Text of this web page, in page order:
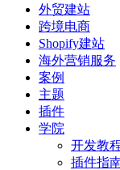
外贸建站
跨境电商
Shopify建站
海外营销服务
案例
主题
插件
学院
开发教
插件指